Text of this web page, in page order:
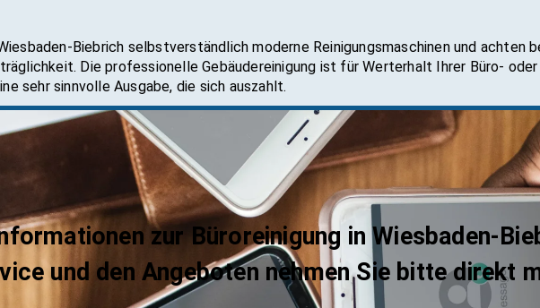
Biebrich selbstverständlich moderne Reinigungsmaschinen und achten
Die professionelle Gebäudereinigung ist für Werterhalt Ihrer Büro-
sehr sinnvolle Ausgabe, die sich auszahlt.
zur Büroreinigung in Wiesbaden-
und den Angeboten nehmen Sie bitte direkt